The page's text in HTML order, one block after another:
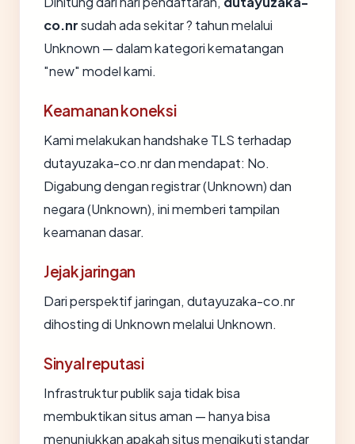
co.nrsudah ada sekitar ? tahun melalui
Unknown — dalam kategori kematangan
"new" model kami.
Keamanan koneksi
Kami melakukan handshake TLS terhadap
dutayuzaka-co.nr dan mendapat: No.
Digabung dengan registrar (Unknown) dan
negara (Unknown), ini memberi tampilan
keamanan dasar.
Jejak jaringan
Dari perspektif jaringan, dutayuzaka-co.nr
dihosting di Unknown melalui Unknown.
Sinyal reputasi
Infrastruktur publik saja tidak bisa
membuktikan situs aman — hanya bisa
menunjukkan apakah situs mengikuti standar